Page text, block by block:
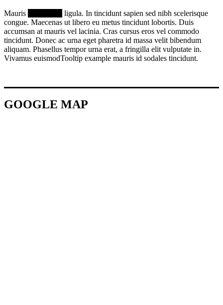
Mauris ligula. In tincidunt sapien sed nibh scelerisque
congue. Maecenas ut libero eu metus tincidunt lobortis. Duis
accumsan at mauris vel lacinia. Cras cursus eros vel commodo
tincidunt. Donec ac urna eget pharetra id massa velit bibendum
aliquam. Phasellus tempor urna erat, a fringilla elit vulputate in.
Vivamus euismodTooltip example mauris id sodales tincidunt.
GOOGLE MAP